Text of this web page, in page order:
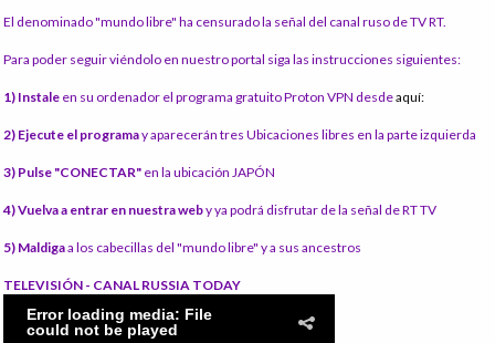
El denominado "mundo libre" ha censurado la señal del canal ruso de TV RT.
Para poder seguir viéndolo en nuestro portal siga las instrucciones siguientes:
1) Instale en su ordenador el programa gratuito Proton VPN desdeaquí:
2) Ejecute el programay aparecerán tres Ubicaciones libres en la parte izquierda
3) Pulse "CONECTAR" en la ubicación JAPÓN
4) Vuelva a entrar en nuestra weby ya podrá disfrutar de la señal de RT TV
5) Maldigaa los cabecillas del "mundo libre" y a sus ancestros
TELEVISIÓN - CANAL RUSSIA TODAY